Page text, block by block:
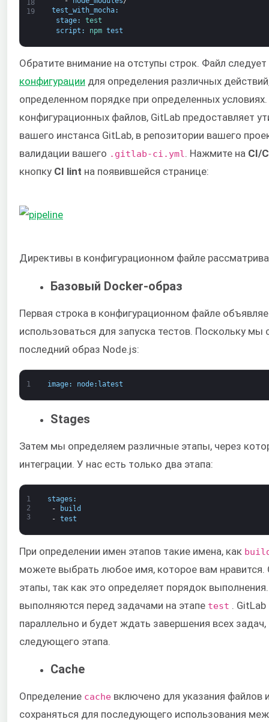
18
19
test_with_mocha:
stage:
test
script : npm test
Обратите внимание на отступы строк. Файл
конфигурации для определения различных
определенном порядке при определенных
конфигурационных файлов, GitLab предоставляет
вашего инстанса GitLab, в репозитории вашего
валидации вашего .gitlab-ci.yml . Нажмите на CI/
кнопку CI lint на появившейся странице:
Директивы в конфигурационном файле
Базовый Docker-образ
Первая строка в конфигурационном файле
использоваться для запуска тестов. Поскольку
последний образ Node.js:
1 image: node: latest
Stages
Затем мы определяем различные этапы, через
интеграции. У нас есть только два этапа:
1
2
3
stages :
-
build
- test
При определении имен этапов такие имена, как
можете выбрать любое имя, которое вам
этапы, так как это определяет порядок
выполняются перед задачами на этапе test
.
параллельно и будет ждать завершения всех
следующего этапа.
Cache
Определение cache включено для указания файлов
сохраняться для последующего использования